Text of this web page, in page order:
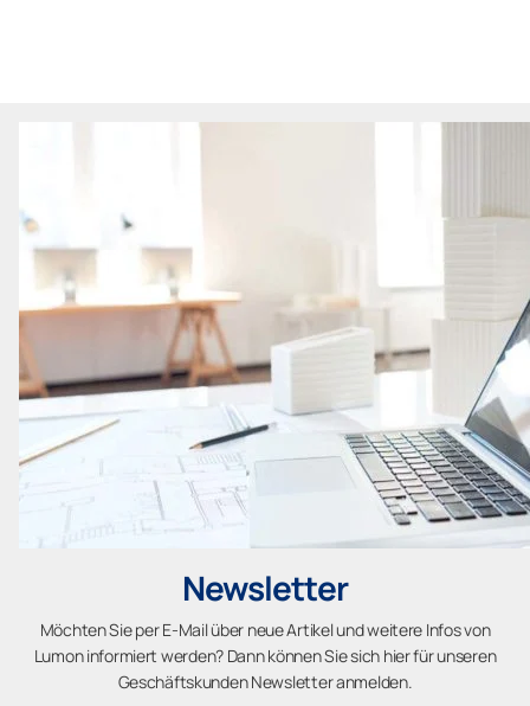
Newsletter
Möchten Sie per E-Mail über neue Artikel und weitere Infos von
Lumon informiert werden? Dann können Sie sich hier für unseren
Geschäftskunden Newsletter anmelden.